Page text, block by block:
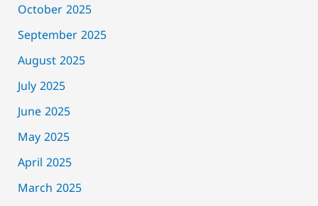
October 2025
September 2025
August 2025
July 2025
June 2025
May 2025
April 2025
March 2025